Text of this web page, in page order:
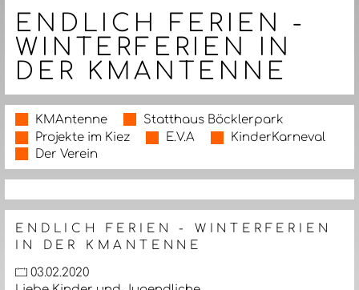
ENDLICH FERIEN -
WINTERFERIEN IN
DER KMANTENNE
KMAntenne
Statthaus Böcklerpark
Projekte im Kiez
E.V.A
KinderKarneval
Der Verein
ENDLICH FERIEN - WINTERFERIEN
IN DER KMANTENNE
03.02.2020